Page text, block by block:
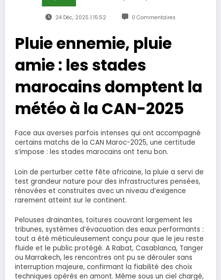
24 Déc, 2025 | 15:52 0 Commentaires
Pluie ennemie, pluie
amie : les stades
marocains domptent la
météo à la CAN-2025
Face aux averses parfois intenses qui ont accompagné
certains matchs de la CAN Maroc-2025, une certitude
s’impose : les stades marocains ont tenu bon.
Loin de perturber cette fête africaine, la pluie a servi de
test grandeur nature pour des infrastructures pensées,
rénovées et construites avec un niveau d’exigence
rarement atteint sur le continent.
Pelouses drainantes, toitures couvrant largement les
tribunes, systèmes d’évacuation des eaux performants :
tout a été méticuleusement conçu pour que le jeu reste
fluide et le public protégé. A Rabat, Casablanca, Tanger
ou Marrakech, les rencontres ont pu se dérouler sans
interruption majeure, confirmant la fiabilité des choix
techniques opérés en amont. Même sous un ciel chargé,